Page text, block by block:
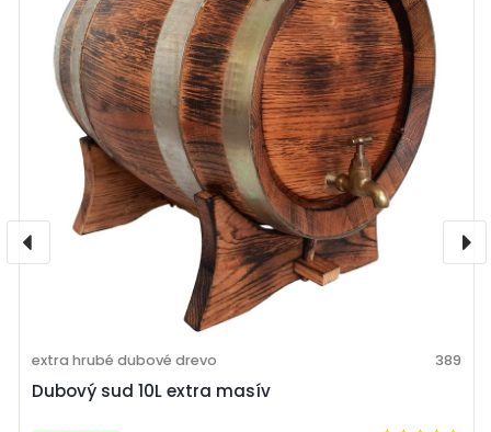
Dubový sud 10L extra masív
extra hrubé dubové drevo 389